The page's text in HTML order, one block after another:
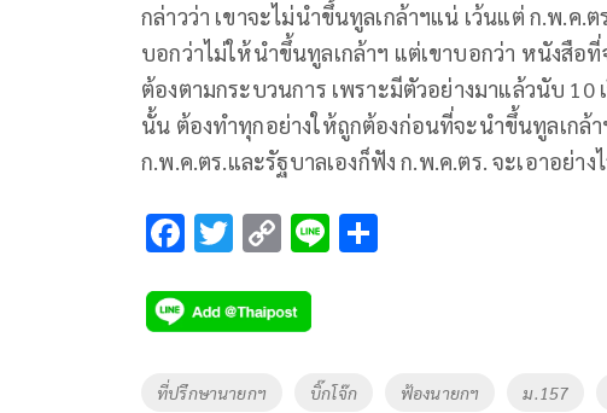
กล่าวว่า เขาจะไม่นำขึ้นทูลเกล้าฯแน่ เว้นแต่ ก.พ.ค.
บอกว่าไม่ให้นำขึ้นทูลเกล้าฯ แต่เขาบอกว่า หนังสือ
ต้องตามกระบวนการ เพราะมีตัวอย่างมาแล้วนับ 10
นั้น ต้องทำทุกอย่างให้ถูกต้องก่อนที่จะนำขึ้นทูลเกล้
ก.พ.ค.ตร.และรัฐบาลเองก็ฟัง ก.พ.ค.ตร. จะเอาอย่าง
F
e
b
o
T
tt
er
C
p
y
Li
Li
Tags
ที่ปรึกษานายกฯ บิ๊กโจ๊ก ฟ้องนายกฯ ม.157